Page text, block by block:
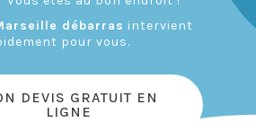
débarras intervient
pour vous.
DEVIS GRATUIT EN
LIGNE